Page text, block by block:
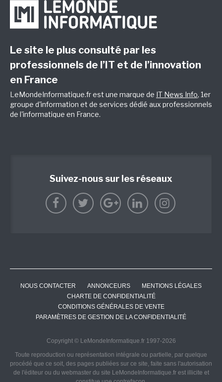
Le site le plus consulté par les
professionnels de l’IT et de l’innovation
en France
LeMondeInformatique.fr est une marque de IT News Info, 1er
groupe d'information et de services dédié aux professionnels
de l'informatique en France.
Suivez-nous sur les réseaux
NOUS CONTACTER ANNONCEURS
MENTIONS LÉGALES
CHARTE DE CONFIDENTIALITÉ
CONDITIONS GÉNÉRALES DE VENTE
PARAMÈTRES DE GESTION DE LA CONFIDENTIALITÉ
Copyright © LeMondeInformatique.fr 1997-2026
Toute reproduction ou représentation intégrale ou partielle, par quelque
procédé que ce soit, des pages publiées sur ce site, faite sans l'autorisation
de l'éditeur ou du webmaster du site LeMondeInformatique.fr est illicite et